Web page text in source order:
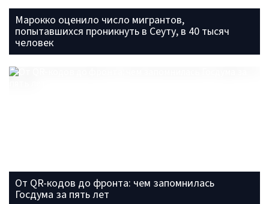
Марокко оценило число мигрантов,
попытавшихся проникнуть в Сеуту, в 40 тысяч
человек
От QR-кодов до фронта: чем запомнилась
Госдума за пять лет